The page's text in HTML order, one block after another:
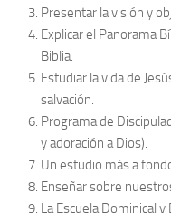
Presentar la visión y
Explicar el Panorama
Biblia.
Estudiar la vida de
salvación.
Programa de
y adoración a Dios).
Un estudio más a
Enseñar sobre
La Escuela Dominical